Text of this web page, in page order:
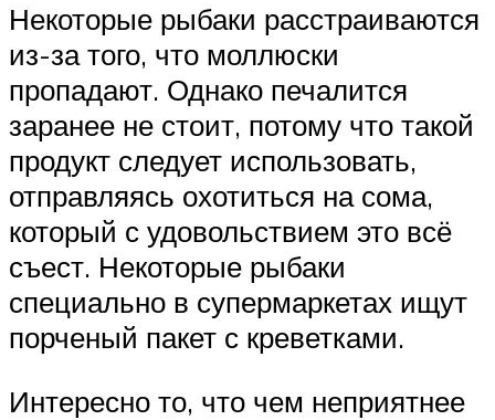
Некоторые рыбаки расстраиваются
из-за того, что моллюски
пропадают. Однако печалится
заранее не стоит, потому что такой
продукт следует использовать,
отправляясь охотиться на сома,
который с удовольствием это всё
съест. Некоторые рыбаки
специально в супермаркетах ищут
порченый пакет с креветками.
Интересно то, что чем неприятнее